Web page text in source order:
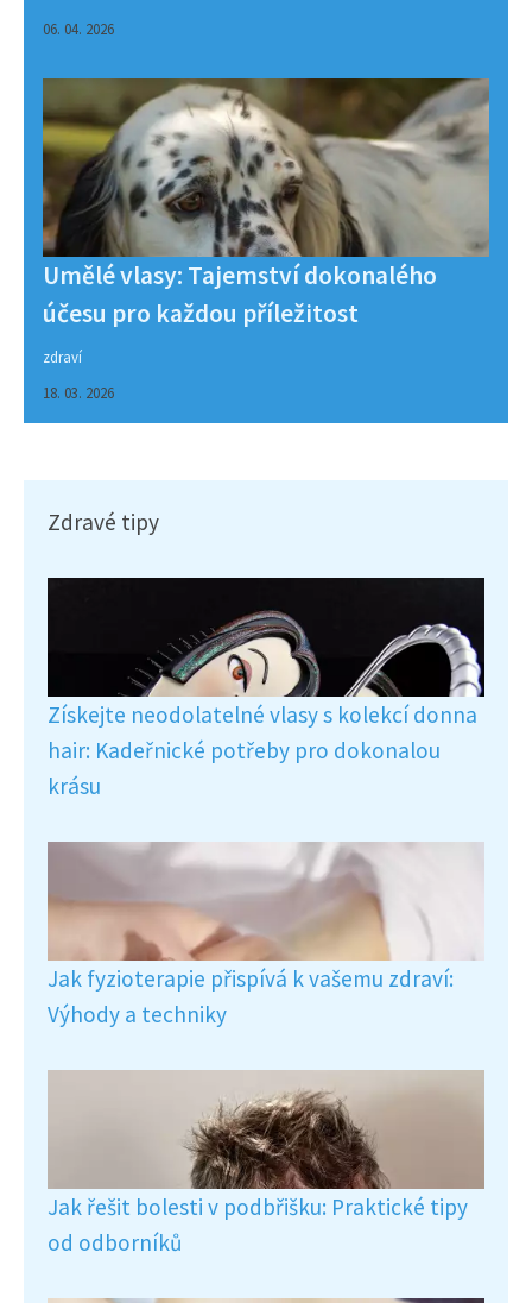
06. 04. 2026
Umělé vlasy: Tajemství dokonalého
účesu pro každou příležitost
zdraví
18. 03. 2026
Zdravé tipy
Získejte neodolatelné vlasy s kolekcí donna
hair: Kadeřnické potřeby pro dokonalou
krásu
Jak fyzioterapie přispívá k vašemu zdraví:
Výhody a techniky
Jak řešit bolesti v podbřišku: Praktické tipy
od odborníků